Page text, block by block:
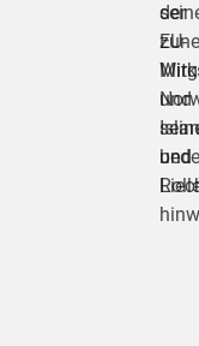
der
EU-
und
und